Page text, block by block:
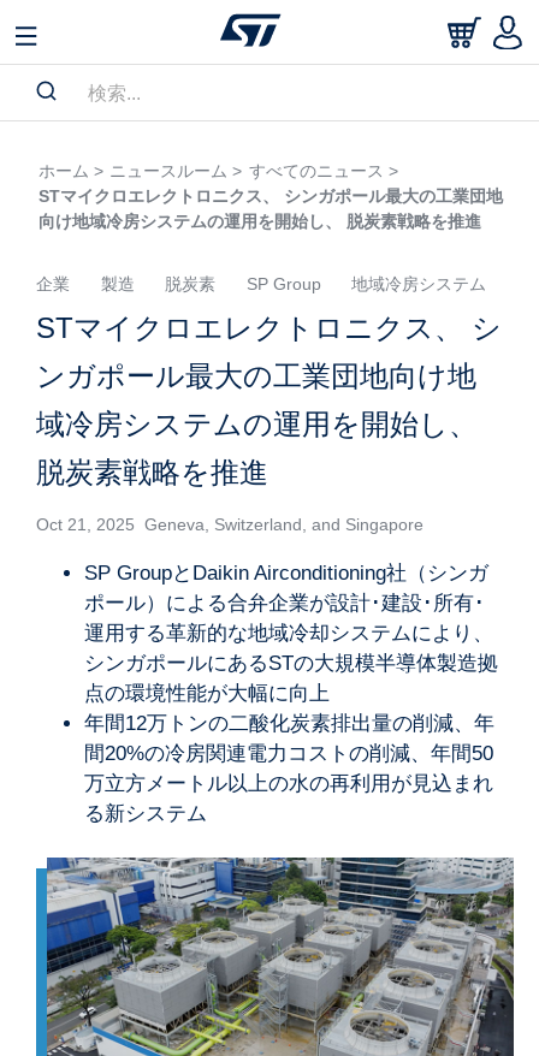
ホーム > ニュースルーム > すべてのニュース >
STマイクロエレクトロニクス、 シンガポール最大の工業団地
向け地域冷房システムの運用を開始し、 脱炭素戦略を推進
企業 製造 脱炭素 SP Group 地域冷房システム
STマイクロエレクトロニクス、 シ
ンガポール最大の工業団地向け地
域冷房システムの運用を開始し、
脱炭素戦略を推進
Oct 21, 2025 Geneva, Switzerland, and Singapore
SP GroupとDaikin Airconditioning社（シンガ
ポール）による合弁企業が設計･建設･所有･
運用する革新的な地域冷却システムにより、
シンガポールにあるSTの大規模半導体製造拠
点の環境性能が大幅に向上
年間12万トンの二酸化炭素排出量の削減、年
間20%の冷房関連電力コストの削減、年間50
万立方メートル以上の水の再利用が見込まれ
る新システム